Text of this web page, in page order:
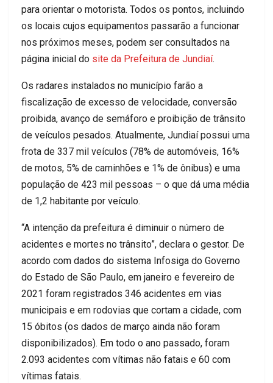
para orientar o motorista. Todos os pontos, incluindo
os locais cujos equipamentos passarão a funcionar
nos próximos meses, podem ser consultados na
página inicial do site da Prefeitura de Jundiaí.
Os radares instalados no município farão a
fiscalização de excesso de velocidade, conversão
proibida, avanço de semáforo e proibição de trânsito
de veículos pesados. Atualmente, Jundiaí possui uma
frota de 337 mil veículos (78% de automóveis, 16%
de motos, 5% de caminhões e 1% de ônibus) e uma
população de 423 mil pessoas – o que dá uma média
de 1,2 habitante por veículo.
“A intenção da prefeitura é diminuir o número de
acidentes e mortes no trânsito”, declara o gestor. De
acordo com dados do sistema Infosiga do Governo
do Estado de São Paulo, em janeiro e fevereiro de
2021 foram registrados 346 acidentes em vias
municipais e em rodovias que cortam a cidade, com
15 óbitos (os dados de março ainda não foram
disponibilizados). Em todo o ano passado, foram
2.093 acidentes com vítimas não fatais e 60 com
vítimas fatais.